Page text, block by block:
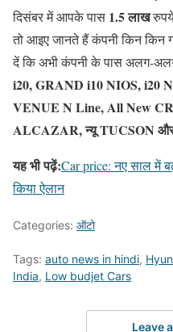
दिसंबर में आपके पास 1.5 लाखरुपये
तो आइए जानते हैं कंपनी किन किन
दें कि अभी कंपनी के पास अलग-
i20, GRAND i10 NIOS, i20
VENUE N Line, All New
ALCAZAR, न्यू TUCSON
यह भी पढ़ें:Car price: नए साल में
किया ऐलान
Categories: ऑटो
Tags: auto news in hindi,
India, Low budjet Cars
Leave